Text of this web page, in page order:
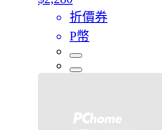
折價券
P幣